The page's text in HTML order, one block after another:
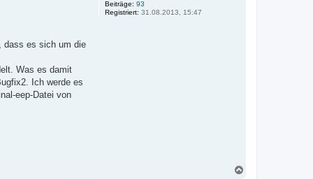
Beiträge: 93
Registriert: 31.08.2013, 15:47
dass es sich um die
Was es damit
Ich werde es
eep-Datei von